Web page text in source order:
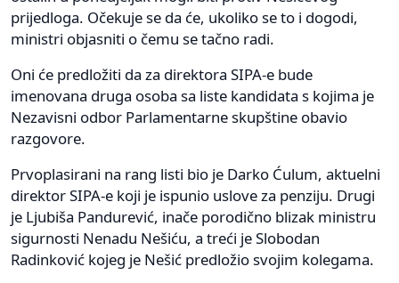
prijedloga. Očekuje se da će, ukoliko se to i dogodi,
ministri objasniti o čemu se tačno radi.
Oni će predložiti da za direktora SIPA-e bude
imenovana druga osoba sa liste kandidata s kojima je
Nezavisni odbor Parlamentarne skupštine obavio
razgovore.
Prvoplasirani na rang listi bio je Darko Ćulum, aktuelni
direktor SIPA-e koji je ispunio uslove za penziju. Drugi
je Ljubiša Pandurević, inače porodično blizak ministru
sigurnosti Nenadu Nešiću, a treći je Slobodan
Radinković kojeg je Nešić predložio svojim kolegama.